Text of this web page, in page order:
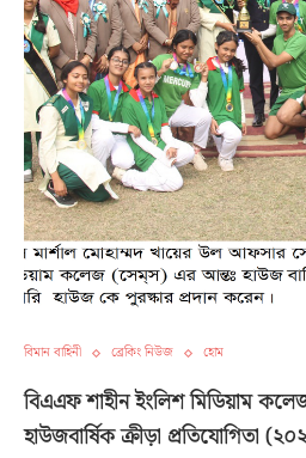
বিমান বাহিনী ব্রেকিং নিউজ হোম
বিএএফ শাহীন ইংলিশ মিডিয়াম
হাউজবার্ষিক ক্রীড়া প্রতিযোগিতা